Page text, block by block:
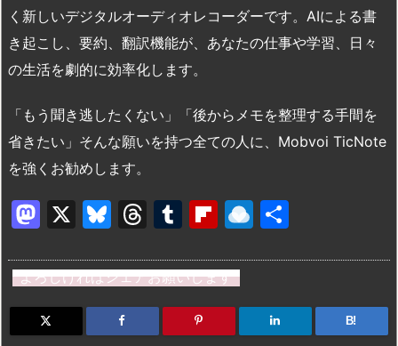
く新しいデジタルオーディオレコーダーです。AIによる書
き起こし、要約、翻訳機能が、あなたの仕事や学習、日々
の生活を劇的に効率化します。
「もう聞き逃したくない」「後からメモを整理する手間を
省きたい」そんな願いを持つ全ての人に、Mobvoi TicNote
を強くお勧めします。
M
st
o
d
X
Bl
e
s
k
T
e
a
d
T
m
bl
r
Fl
b
o
ar
R
n
dr
o
よろしければシェアお願いします
B!